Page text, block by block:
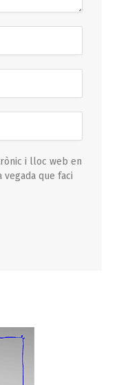
i lloc web en
que faci